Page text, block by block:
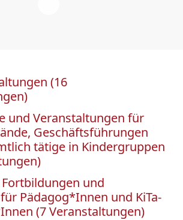
(16
und Veranstaltungen für
Geschäftsführungen
tätige in Kindergruppen
und
Pädagog*Innen und KiTa-
(7 Veranstaltungen)